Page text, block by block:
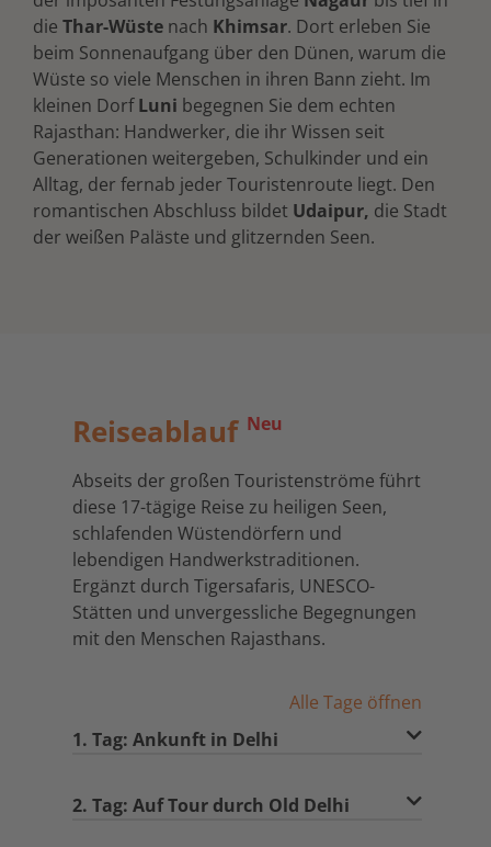
die Thar-Wüste nach Khimsar. Dort erleben Sie
beim Sonnenaufgang über den Dünen, warum die
Wüste so viele Menschen in ihren Bann zieht. Im
kleinen DorfLuni begegnen Sie dem echten
Rajasthan: Handwerker, die ihr Wissen seit
Generationen weitergeben, Schulkinder und ein
Alltag, der fernab jeder Touristenroute liegt. Den
romantischen Abschluss bildet Udaipur, die Stadt
der weißen Paläste und glitzernden Seen.
Reiseablauf Neu
Abseits der großen Touristenströme führt
diese 17-tägige Reise zu heiligen Seen,
schlafenden Wüstendörfern und
lebendigen Handwerkstraditionen.
Ergänzt durch Tigersafaris, UNESCO-
Stätten und unvergessliche Begegnungen
mit den Menschen Rajasthans.
Alle Tage öffnen
1. Tag: Ankunft in Delhi
2. Tag: Auf Tour durch Old Delhi